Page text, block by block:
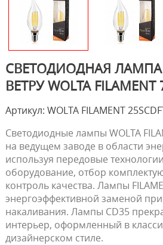
СВЕТОДИОДНАЯ ЛАМПА
ВЕТРУ WOLTA FILAMENT
Артикул: WOLTA FILAMENT
Светодиодные лампы WOLTA
на ведущем заводе в области
используя передовые
оборудование, отбор
контроль качества. Лампы
энергоэффективной заменой
накаливания. Лампы CD35
интерьер, оформленный в
дизайнерском стиле.